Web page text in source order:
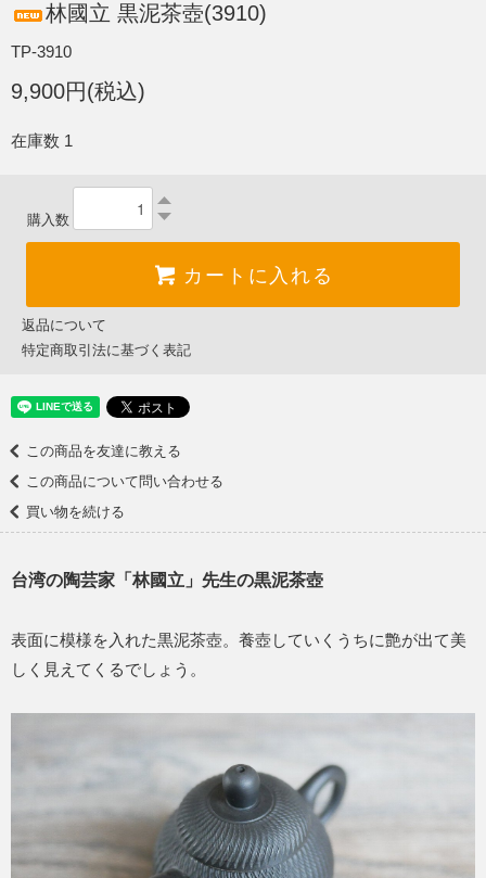
林國立 黒泥茶壺(3910)
TP-3910
9,900円(税込)
在庫数 1
購入数
カートに入れる
返品について
特定商取引法に基づく表記
この商品を友達に教える
この商品について問い合わせる
買い物を続ける
台湾の陶芸家「林國立」先生の黒泥茶壺
表面に模様を入れた黒泥茶壺。養壺していくうちに艶が出て美
しく見えてくるでしょう。